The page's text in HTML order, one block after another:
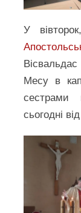
У
Месу в
сестрами
сьогодні